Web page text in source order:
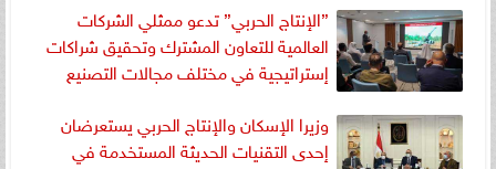
”الإنتاج الحربي” تدعو ممثلي الشركات
العالمية للتعاون المشترك وتحقيق شراكات
إستراتيجية في مختلف مجالات التصنيع
وزيرا الإسكان والإنتاج الحربي يستعرضان
إحدى التقنيات الحديثة المستخدمة في